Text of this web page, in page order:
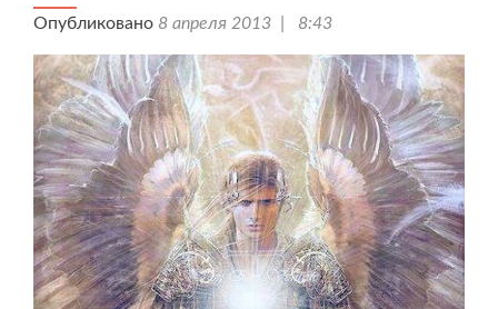
Опубликовано 8 апреля 2013 | 8:43